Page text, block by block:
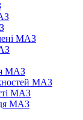
МАЗ
МАЗ
МАЗ
МАЗ
МАЗ